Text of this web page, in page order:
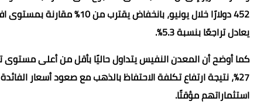
يعادل تراجعًا بنسبة 5.3%.
27%، نتيجة ارتفاع تكلفة الاحتفاظ بالذهب مع صعود أسعار
استثماراتهم مؤقتًا.